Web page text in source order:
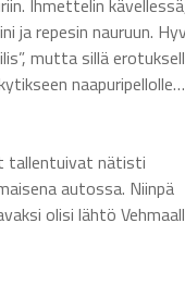
Ihmettelin
ja repesin nauruun.
mutta sillä
tallentuivat nätisti
autossa. Niinpä
olisi lähtö